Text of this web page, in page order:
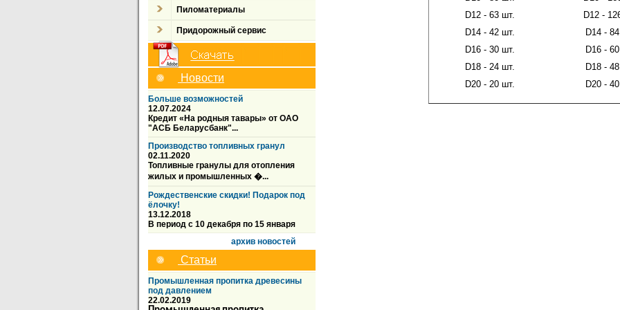
Пиломатериалы
Придорожный сервис
Новости
Больше возможностей
12.07.2024
Кредит «На родныя тавары» от ОАО
"АСБ Беларусбанк"...
Производство топливных гранул
02.11.2020
Топливные гранулы для отопления
жилых и промышленных �...
Рождественские скидки! Подарок под
ёлочку!
13.12.2018
В период с 10 декабря по 15 января
архив новостей
Статьи
Промышленная пропитка древесины
под давлением
22.02.2019
D12 - 63 шт.
D14 - 42 шт.
D16 - 30 шт.
D18 - 24 шт.
D20 - 20 шт.
D12 -
D14 -
D16 -
D18 -
D20 -